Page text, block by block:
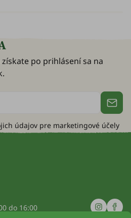
po prihlásení sa na
údajov pre marketingové účely
do 16:00